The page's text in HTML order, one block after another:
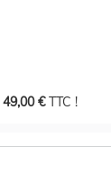
49,00 €TTC !